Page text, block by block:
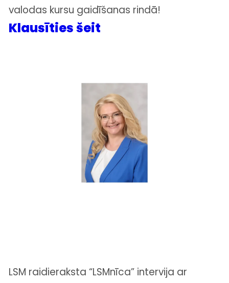
valodas kursu gaidīšanas rindā!
Klausīties šeit
LSM raidieraksta “LSMnīca” intervija ar